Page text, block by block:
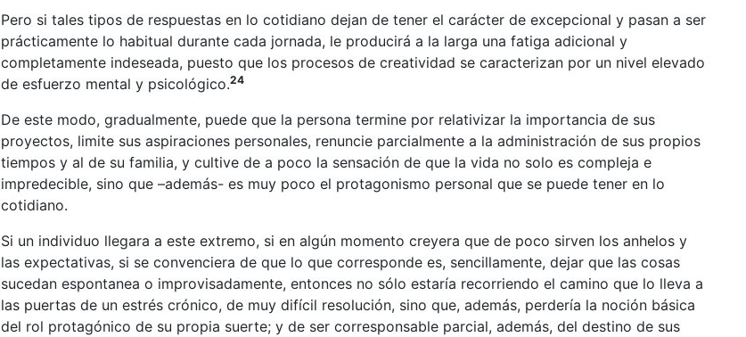
Pero si tales tipos de respuestas en lo cotidiano dejan de tener el carácter de excepcional y pasan a ser
prácticamente lo habitual durante cada jornada, le producirá a la larga una fatiga adicional y
completamente indeseada, puesto que los procesos de creatividad se caracterizan por un nivel elevado
de esfuerzo mental y psicológico.24
De este modo, gradualmente, puede que la persona termine por relativizar la importancia de sus
proyectos, limite sus aspiraciones personales, renuncie parcialmente a la administración de sus propios
tiempos y al de su familia, y cultive de a poco la sensación de que la vida no solo es compleja e
impredecible, sino que –además- es muy poco el protagonismo personal que se puede tener en lo
cotidiano.
Si un individuo llegara a este extremo, si en algún momento creyera que de poco sirven los anhelos y
las expectativas, si se convenciera de que lo que corresponde es, sencillamente, dejar que las cosas
sucedan espontanea o improvisadamente, entonces no sólo estaría recorriendo el camino que lo lleva a
las puertas de un estrés crónico, de muy difícil resolución, sino que, además, perdería la noción básica
del rol protagónico de su propia suerte; y de ser corresponsable parcial, además, del destino de sus